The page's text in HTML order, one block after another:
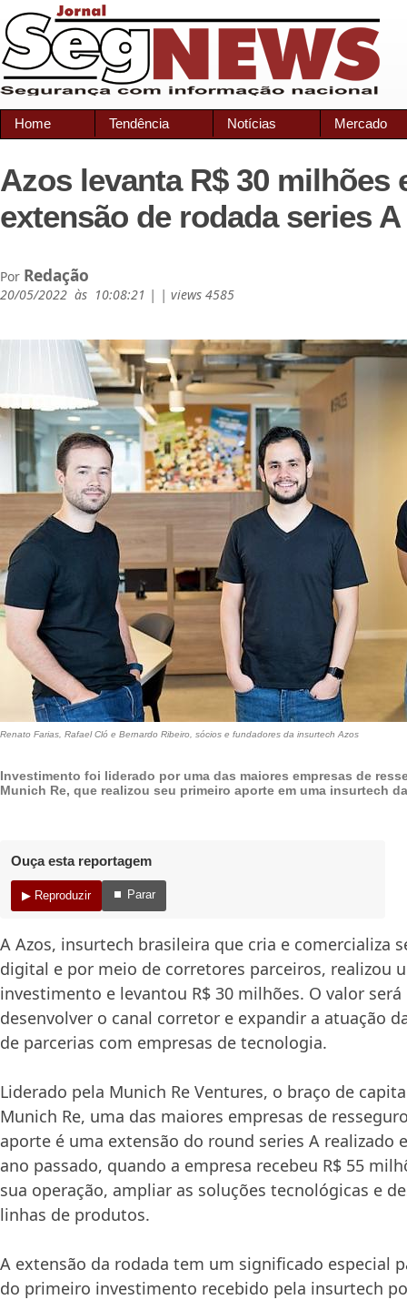
Home Tendência Notícias Mercado
Azos levanta R$ 30 milhões
extensão de rodada series A
Por Redação
20/05/2022 às 10:08:21 | | views 4585
Renato Farias, Rafael Cló e Bernardo Ribeiro, sócios e fundadores da insurtech Azos
Investimento foi liderado por uma das maiores empresas de
Munich Re, que realizou seu primeiro aporte em uma insurtech
Ouça esta reportagem
▶ Reproduzir ⏹ Parar
A Azos, insurtech brasileira que cria e comercializa
digital e por meio de corretores parceiros, realizou
investimento e levantou R$ 30 milhões. O valor
desenvolver o canal corretor e expandir a atuação
de parcerias com empresas de tecnologia.
Liderado pela Munich Re Ventures, o braço de
Munich Re, uma das maiores empresas de
aporte é uma extensão do round series A realizado
ano passado, quando a empresa recebeu R$ 55
sua operação, ampliar as soluções tecnológicas e
linhas de produtos.
A extensão da rodada tem um significado especial
do primeiro investimento recebido pela insurtech